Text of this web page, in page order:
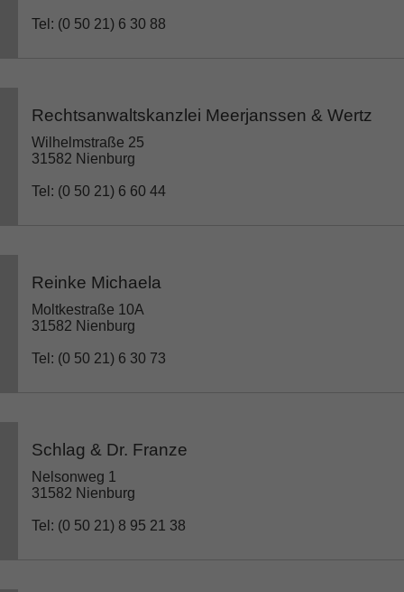
Tel: (0 50 21) 6 30 88
Rechtsanwaltskanzlei Meerjanssen & Wertz
Wilhelmstraße 25
31582 Nienburg
Tel: (0 50 21) 6 60 44
Reinke Michaela
Moltkestraße 10A
31582 Nienburg
Tel: (0 50 21) 6 30 73
Schlag & Dr. Franze
Nelsonweg 1
31582 Nienburg
Tel: (0 50 21) 8 95 21 38